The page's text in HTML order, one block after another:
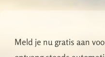
Meld je nu gratis aan